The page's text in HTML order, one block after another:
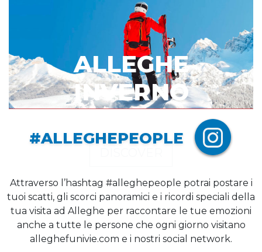
ALLEGHE
INVERNO
#ALLEGHEPEOPLE
Attraverso l’hashtag #alleghepeople potrai postare i
tuoi scatti, gli scorci panoramici e i ricordi speciali della
tua visita ad Alleghe per raccontare le tue emozioni
anche a tutte le persone che ogni giorno visitano
alleghefunivie.com e i nostri social network.